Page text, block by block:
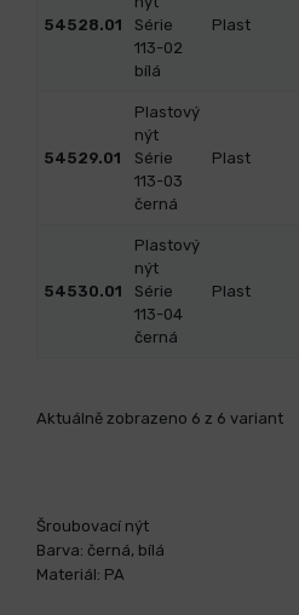
54528.01
Série
113-02
bílá
Plast
54529.01
Plastový
nýt
Série
113-03
černá
Plast
54530.01
Plastový
nýt
Série
113-04
černá
Plast
Aktuálně zobrazeno 6 z 6 variant
Šroubovací nýt
Barva: černá, bílá
Materiál: PA